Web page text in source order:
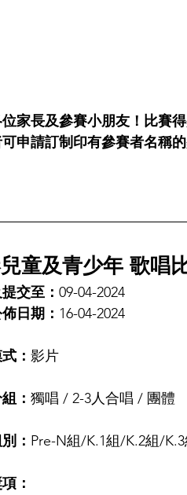
家長及參賽小朋友！比賽
申請訂制印有參賽者名稱
童及青少年 歌唱
交至： 09-04-2024
日期： 16-04-2024
： 影片
： 獨唱 / 2-3人合唱 / 團體
： Pre-N組/K.1組/K.2組/
：